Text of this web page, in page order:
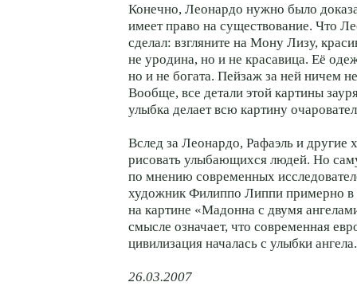
Конечно, Леонардо нужно было
имеет право на существование. Что
сделал: взгляните на Мону Лизу,
не уродина, но и не красавица. Её
но и не богата. Пейзаж за ней ничем
Вообще, все детали этой картины
улыбка делает всю картину
Вслед за Леонардо, Рафаэль и другие
рисовать улыбающихся людей. Но
по мнению современных
художник Филиппо Липпи примерно в
на картине «Мадонна с двумя
смысле означает, что современная
цивилизация началась с улыбки ангела.
26.03.2007